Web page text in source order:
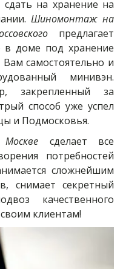
на хранение на
Шиномонтаж на
предлагает
в доме под хранение
самостоятельно и
минивэн.
закрепленный за
способ уже успел
и Подмосковья.
сделает все
потребностей
сложнейшим
снимает секретный
качественного
клиентам!